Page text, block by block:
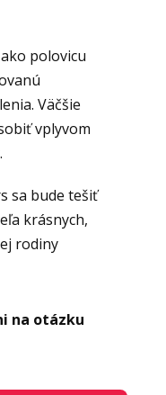
polovicu
Väčšie
vplyvom
sa bude tešiť
krásnych,
rodiny
na otázku